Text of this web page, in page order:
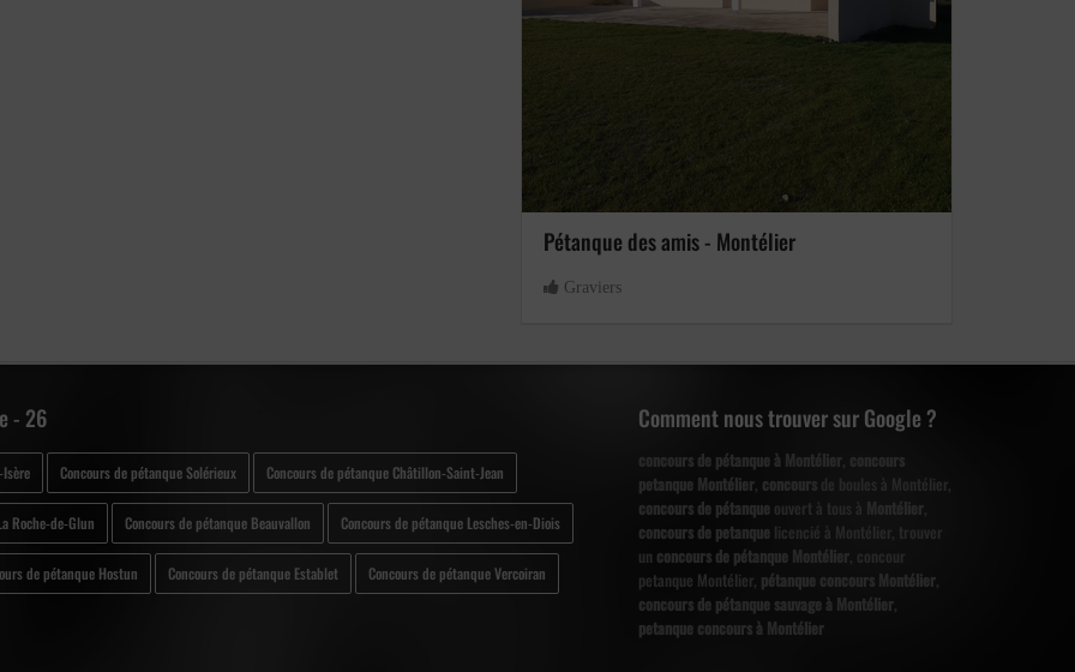
Pétanque des amis - Montélier
Graviers
- 26
Concours de pétanque Solérieux Concours de pétanque Châtillon-Saint-Jean
Roche-de-Glun Concours de pétanque Beauvallon Concours de pétanque Lesches-en-Diois
de pétanque Hostun Concours de pétanque Establet Concours de pétanque Vercoiran
Comment nous trouver sur Google ?
concours de pétanque à Montélier, concours
petanque Montélier, concoursde boules à Montélier,
concours de pétanque ouvert à tous à Montélier,
concours de petanque licencié à Montélier, trouver
un concours de pétanque Montélier, concour
petanque Montélier, pétanque concours Montélier,
concours de pétanque sauvage à Montélier,
petanque concours à Montélier